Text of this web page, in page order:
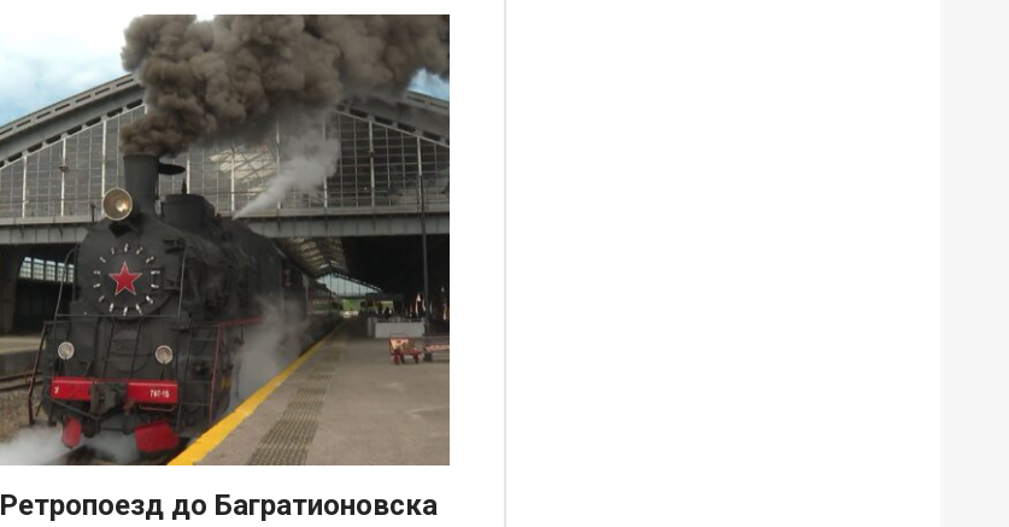
Ретропоезд до Багратионовска